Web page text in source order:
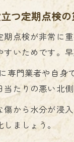
つ定期点検
点検が非常に
いためです。
専門業者や自
たりの悪い北
から水分が浸
しましょう。